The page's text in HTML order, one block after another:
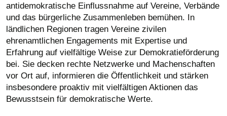
antidemokratische Einflussnahme auf Vereine, Verbände
und das bürgerliche Zusammenleben bemühen. In
ländlichen Regionen tragen Vereine zivilen
ehrenamtlichen Engagements mit Expertise und
Erfahrung auf vielfältige Weise zur Demokratieförderung
bei. Sie decken rechte Netzwerke und Machenschaften
vor Ort auf, informieren die Öffentlichkeit und stärken
insbesondere proaktiv mit vielfältigen Aktionen das
Bewusstsein für demokratische Werte.